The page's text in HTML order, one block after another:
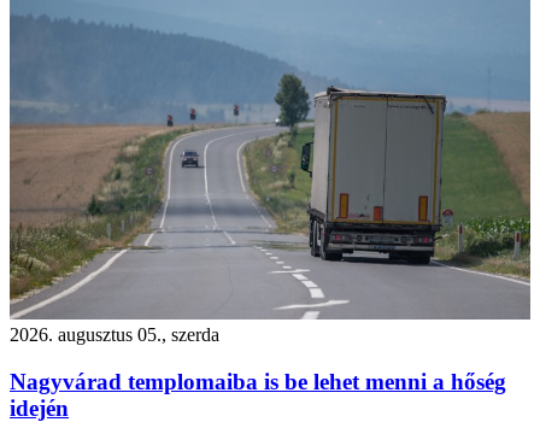
2026. augusztus 05., szerda
Nagyvárad templomaiba is be lehet menni a hőség
idején